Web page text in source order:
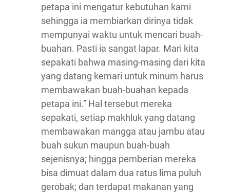
petapa ini mengatur kebutuhan kami
sehingga ia membiarkan dirinya tidak
mempunyai waktu untuk mencari buah-
buahan. Pasti ia sangat lapar. Mari kita
sepakati bahwa masing-masing dari kita
yang datang kemari untuk minum harus
membawakan buah-buahan kepada
petapa ini.” Hal tersebut mereka
sepakati, setiap makhluk yang datang
membawakan mangga atau jambu atau
buah sukun maupun buah-buah
sejenisnya; hingga pemberian mereka
bisa dimuat dalam dua ratus lima puluh
gerobak; dan terdapat makanan yang